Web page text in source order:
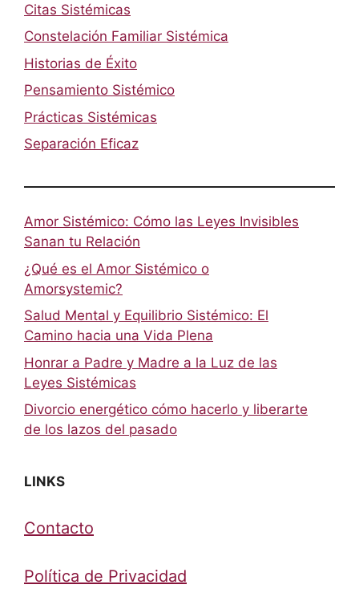
Citas Sistémicas
Constelación Familiar Sistémica
Historias de Éxito
Pensamiento Sistémico
Prácticas Sistémicas
Separación Eficaz
Amor Sistémico: Cómo las Leyes Invisibles
Sanan tu Relación
¿Qué es el Amor Sistémico o
Amorsystemic?
Salud Mental y Equilibrio Sistémico: El
Camino hacia una Vida Plena
Honrar a Padre y Madre a la Luz de las
Leyes Sistémicas
Divorcio energético cómo hacerlo y liberarte
de los lazos del pasado
LINKS
Contacto
Política de Privacidad